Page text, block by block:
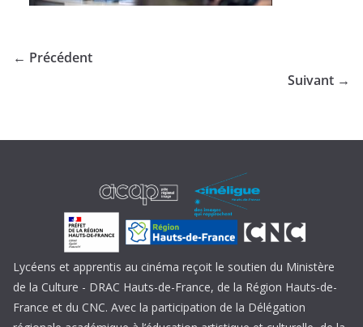
← Précédent
Suivant →
Lycéens et apprentis au cinéma reçoit le soutien du Ministère
de la Culture - DRAC Hauts-de-France, de la Région Hauts-de-
France et du CNC. Avec la participation de la Délégation